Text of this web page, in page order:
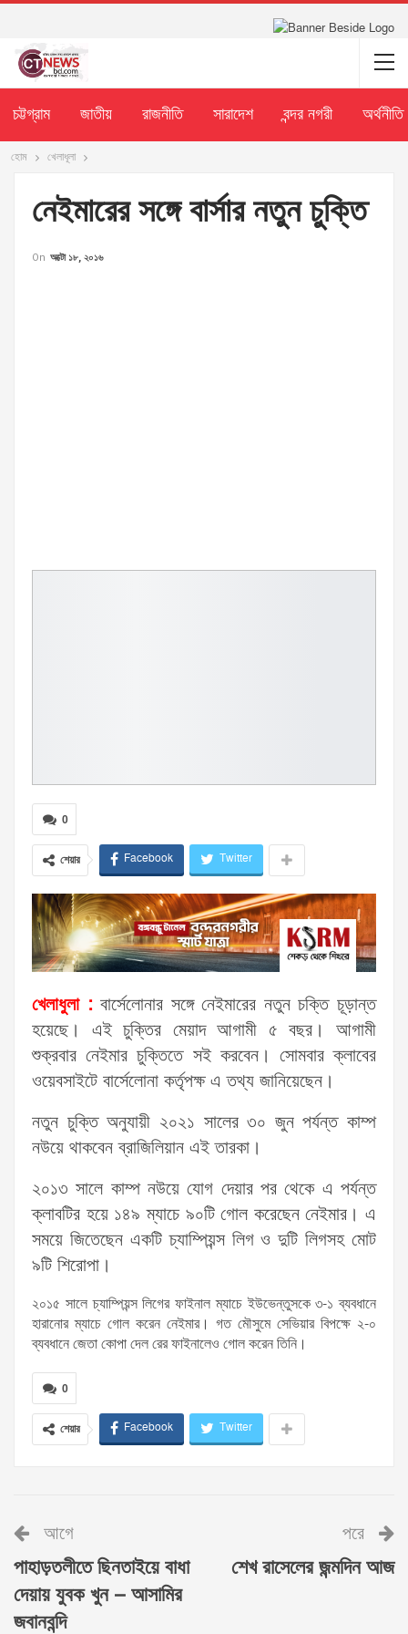
চট্টগ্রাম জাতীয় রাজনীতি সারাদেশ বন্দর নগরী অর্থনীতি
হোম খেলাধূলা
নেইমারের সঙ্গে বার্সার নতুন চুক্তি
On অক্টো ১৮, ২০১৬
0
শেয়ার Facebook Twitter
খেলাধুলা : বার্সেলোনার সঙ্গে নেইমারের নতুন চক্তি চূড়ান্ত
হয়েছে। এই চুক্তির মেয়াদ আগামী ৫ বছর। আগামী
শুক্রবার নেইমার চুক্তিতে সই করবেন। সোমবার ক্লাবের
ওয়েবসাইটে বার্সেলোনা কর্তৃপক্ষ এ তথ্য জানিয়েছেন।
নতুন চুক্তি অনুযায়ী ২০২১ সালের ৩০ জুন পর্যন্ত কাম্প
নউয়ে থাকবেন ব্রাজিলিয়ান এই তারকা।
২০১৩ সালে কাম্প নউয়ে যোগ দেয়ার পর থেকে এ পর্যন্ত
ক্লাবটির হয়ে ১৪৯ ম্যাচে ৯০টি গোল করেছেন নেইমার। এ
সময়ে জিতেছেন একটি চ্যাম্পিয়ন্স লিগ ও দুটি লিগসহ মোট
৯টি শিরোপা।
২০১৫ সালে চ্যাম্পিয়ন্স লিগের ফাইনাল ম্যাচে ইউভেন্তুসকে ৩-১ ব্যবধানে
হারানোর ম্যাচে গোল করেন নেইমার। গত মৌসুমে সেভিয়ার বিপক্ষে ২-০
ব্যবধানে জেতা কোপা দেল রের ফাইনালেও গোল করেন তিনি।
0
শেয়ার Facebook Twitter
আগে
পাহাড়তলীতে ছিনতাইয়ে বাধা
দেয়ায় যুবক খুন – আসামির
জবানবন্দি
পরে
শেখ রাসেলের জন্মদিন আজ